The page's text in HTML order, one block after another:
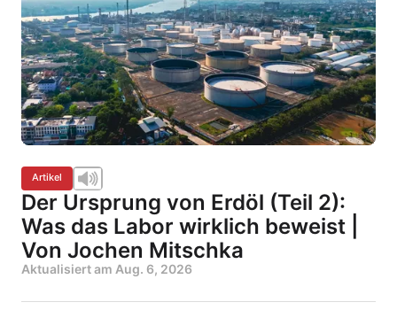
Artikel
Der Ursprung von Erdöl (Teil 2):
Was das Labor wirklich beweist |
Von Jochen Mitschka
Aktualisiert am Aug. 6, 2026